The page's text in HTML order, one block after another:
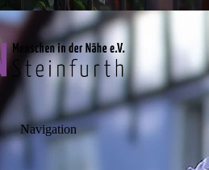
Navigation